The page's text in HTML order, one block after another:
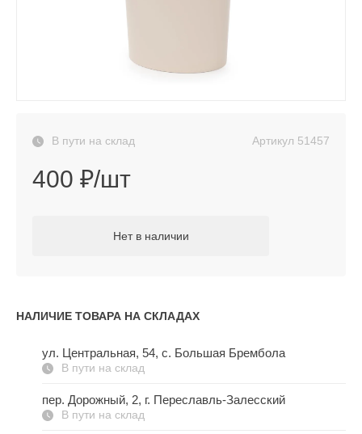
В пути на склад Артикул 51457
400 ₽/шт
Нет в наличии
НАЛИЧИЕ ТОВАРА НА СКЛАДАХ
ул. Центральная, 54, c. Большая Брембола
В пути на склад
пер. Дорожный, 2, г. Переславль-Залесский
В пути на склад